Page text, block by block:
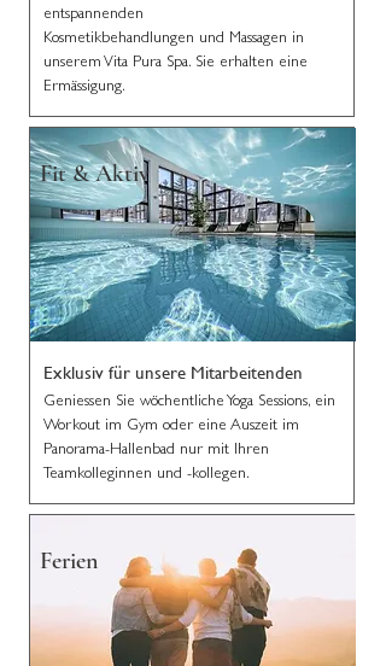
entspannenden
Kosmetikbehandlungen und Massagen in
unserem Vita Pura Spa. Sie erhalten eine
Ermässigung.
Fit & Aktiv
Exklusiv für unsere Mitarbeitenden
Geniessen Sie wöchentliche Yoga Sessions, ein
Workout im Gym oder eine Auszeit im
Panorama-Hallenbad nur mit Ihren
Teamkolleginnen und -kollegen.
Ferien